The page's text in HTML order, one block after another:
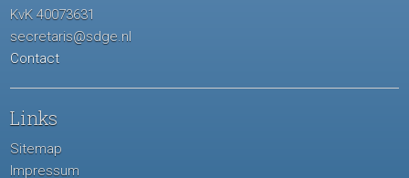
KvK 40073631
secretaris@sdge.nl
Contact
Links
Sitemap
Impressum